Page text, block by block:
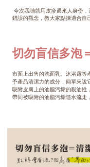
今次我哋就用皮疹過來人身份
錯誤的觀念，教大家點揀適合自
切勿盲信多泡
市面上出售的洗面乳、沐浴露等
予產品清潔力的成分，簡單來說
吸附皮膚上的油脂污垢的親油性
帶同被吸附的油脂污垢隨水流走